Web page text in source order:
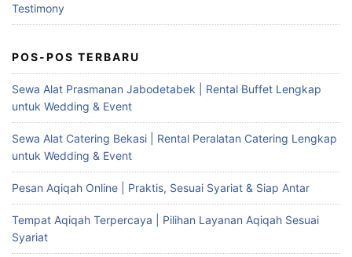
Testimony
POS-POS TERBARU
Sewa Alat Prasmanan Jabodetabek | Rental Buffet Lengkap
untuk Wedding & Event
Sewa Alat Catering Bekasi | Rental Peralatan Catering Lengkap
untuk Wedding & Event
Pesan Aqiqah Online | Praktis, Sesuai Syariat & Siap Antar
Tempat Aqiqah Terpercaya | Pilihan Layanan Aqiqah Sesuai
Syariat